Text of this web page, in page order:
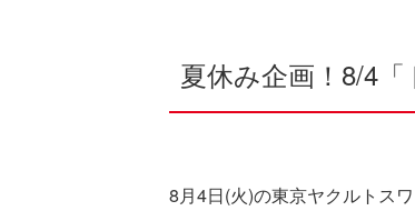
夏休み企画！8/4
8月4日(火)の東京ヤクルトス